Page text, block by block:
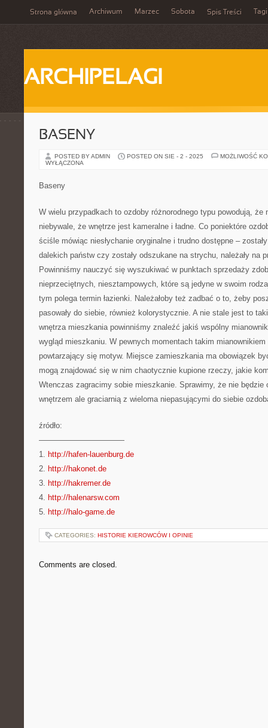
Strona główna Archiwum Marzec Sobota Spis Treści Tagi
ARCHIPELAGI
BASENY
POSTED BY ADMIN POSTED ON SIE - 2 - 2025
MOŻLIWOŚĆ
WYŁĄCZONA
Baseny
W wielu przypadkach to ozdoby różnorodnego typu powodują, że
niebywale, że wnętrze jest kameralne i ładne. Co poniektóre
ściśle mówiąc niesłychanie oryginalne i trudno dostępne –
dalekich państw czy zostały odszukane na strychu, należały na
Powinniśmy nauczyć się wyszukiwać w punktach sprzedaży
nieprzeciętnych, niesztampowych, które są jedyne w swoim
tym polega termin łazienki. Należałoby też zadbać o to, żeby
pasowały do siebie, również kolorystycznie. A nie stale jest to
wnętrza mieszkania powinniśmy znaleźć jakiś wspólny
wygląd mieszkaniu. W pewnych momentach takim
powtarzający się motyw. Miejsce zamieszkania ma obowiązek
mogą znajdować się w nim chaotycznie kupione rzeczy, jakie
Wtenczas zagracimy sobie mieszkanie. Sprawimy, że nie będzie
wnętrzem ale graciarnią z wieloma niepasującymi do siebie
źródło:
———————————
1. http://hafen-lauenburg.de
2. http://hakonet.de
3. http://hakremer.de
4. http://halenarsw.com
5. http://halo-game.de
CATEGORIES: HISTORIE KIEROWCÓW I OPINIE
Comments are closed.